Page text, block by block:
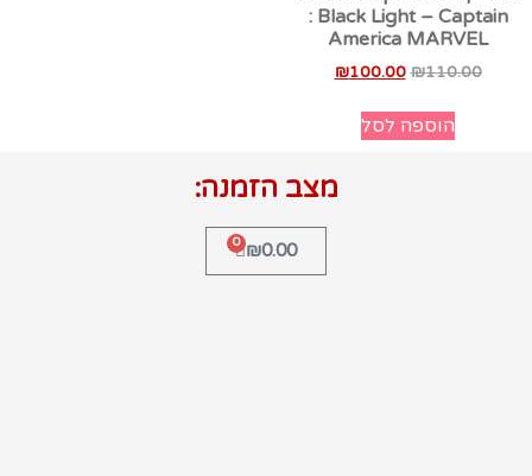
: Black Light – Captain
America MARVEL‏
₪110.00
₪100.00
הוספה לסל
מצב הזמנה:
₪0.00
0